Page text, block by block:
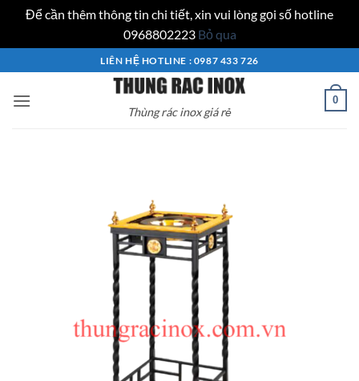
Để cần thêm thông tin chi tiết, xin vui lòng gọi số hotline
0968802223 Bỏ qua
qua
nội
LIÊN HỆ HOTLINE : 0987 433 726
Thùng rác inox giá rẻ
0